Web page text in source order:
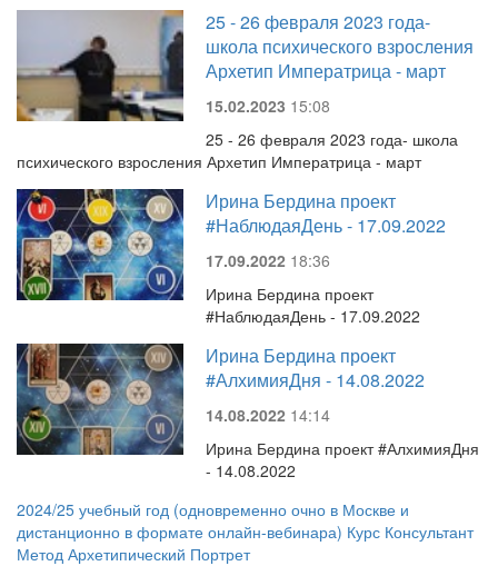
25 - 26 февраля 2023 года-
школа психического взросления
Архетип Императрица - март
15.02.2023 15:08
25 - 26 февраля 2023 года- школа
психического взросления Архетип Императрица - март
Ирина Бердина проект
#НаблюдаяДень - 17.09.2022
17.09.2022 18:36
Ирина Бердина проект
#НаблюдаяДень - 17.09.2022
Ирина Бердина проект
#АлхимияДня - 14.08.2022
14.08.2022 14:14
Ирина Бердина проект #АлхимияДня
- 14.08.2022
2024/25 учебный год (одновременно очно в Москве и
дистанционно в формате онлайн-вебинара) Курс Консультант
Метод Архетипический Портрет